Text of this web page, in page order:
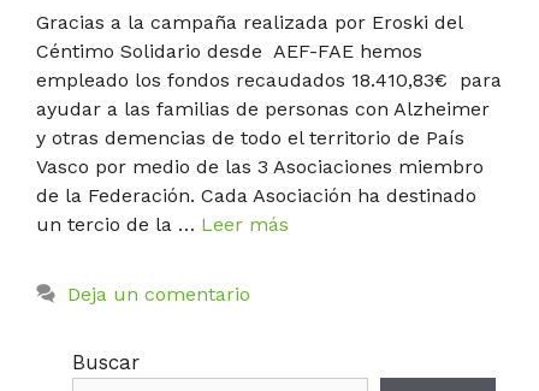
Gracias a la campaña realizada por Eroski del
Céntimo Solidario desde AEF-FAE hemos
empleado los fondos recaudados 18.410,83€ para
ayudar a las familias de personas con Alzheimer
y otras demencias de todo el territorio de País
Vasco por medio de las 3 Asociaciones miembro
de la Federación. Cada Asociación ha destinado
un tercio de la … Leer más
Deja un comentario
Buscar